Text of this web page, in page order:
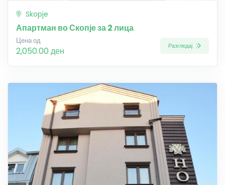
Skopje
Апартман во Скопје за 2 лица
Цена од
2,050.00 ден Разгледај